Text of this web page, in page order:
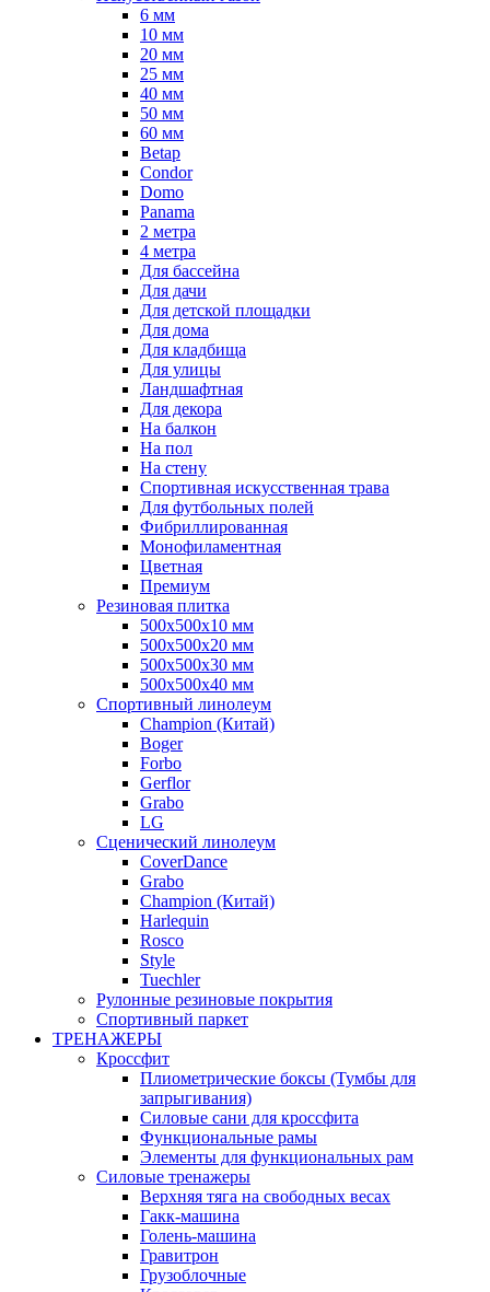
6 мм
10 мм
20 мм
25 мм
40 мм
50 мм
60 мм
Betap
Condor
Domo
Panama
2 метра
4 метра
Для бассейна
Для дачи
Для детской площадки
Для дома
Для кладбища
Для улицы
Ландшафтная
Для декора
На балкон
На пол
На стену
Спортивная искусственная трава
Для футбольных полей
Фибриллированная
Монофиламентная
Цветная
Премиум
Резиновая плитка
500х500х10 мм
500х500х20 мм
500х500х30 мм
500х500х40 мм
Спортивный линолеум
Champion (Китай)
Boger
Forbo
Gerflor
Grabo
LG
Сценический линолеум
CoverDance
Grabo
Champion (Китай)
Harlequin
Rosco
Style
Tuechler
Рулонные резиновые покрытия
Спортивный паркет
ТРЕНАЖЕРЫ
Кроссфит
Плиометрические боксы (Тумбы для
запрыгивания)
Силовые сани для кроссфита
Функциональные рамы
Элементы для функциональных рам
Силовые тренажеры
Верхняя тяга на свободных весах
Гакк-машина
Голень-машина
Гравитрон
Грузоблочные